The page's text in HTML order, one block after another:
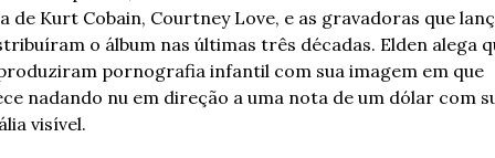
de Kurt Cobain, Courtney Love, e as gravadoras que
o álbum nas últimas três décadas. Elden alega
pornografia infantil com sua imagem em que
nadando nu em direção a uma nota de um dólar com
visível.